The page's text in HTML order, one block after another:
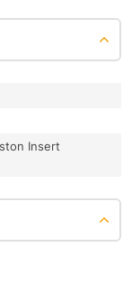
Insert